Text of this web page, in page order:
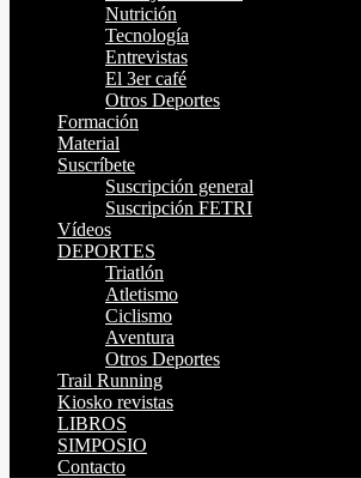
Nutrición
Tecnología
Entrevistas
El 3er café
Otros Deportes
Formación
Material
Suscríbete
Suscripción general
Suscripción FETRI
Vídeos
DEPORTES
Triatlón
Atletismo
Ciclismo
Aventura
Otros Deportes
Trail Running
Kiosko revistas
LIBROS
SIMPOSIO
Contacto